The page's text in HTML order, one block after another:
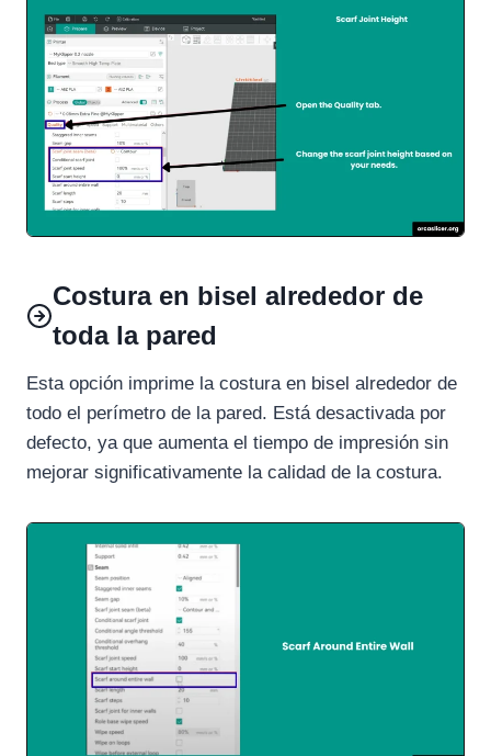
Costura en bisel alrededor de
toda la pared
Esta opción imprime la costura en bisel alrededor de
todo el perímetro de la pared. Está desactivada por
defecto, ya que aumenta el tiempo de impresión sin
mejorar significativamente la calidad de la costura.